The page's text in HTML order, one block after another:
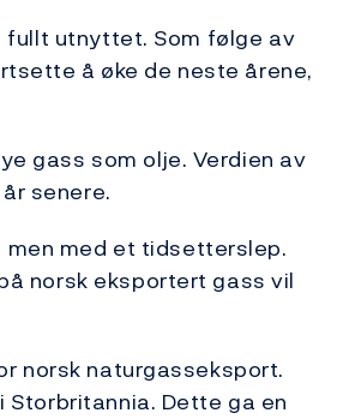
utnyttet. Som følge av
å øke de neste årene,
gass som olje. Verdien av
senere.
men med et tidsetterslep.
norsk eksportert gass vil
norsk naturgasseksport.
Dette ga en